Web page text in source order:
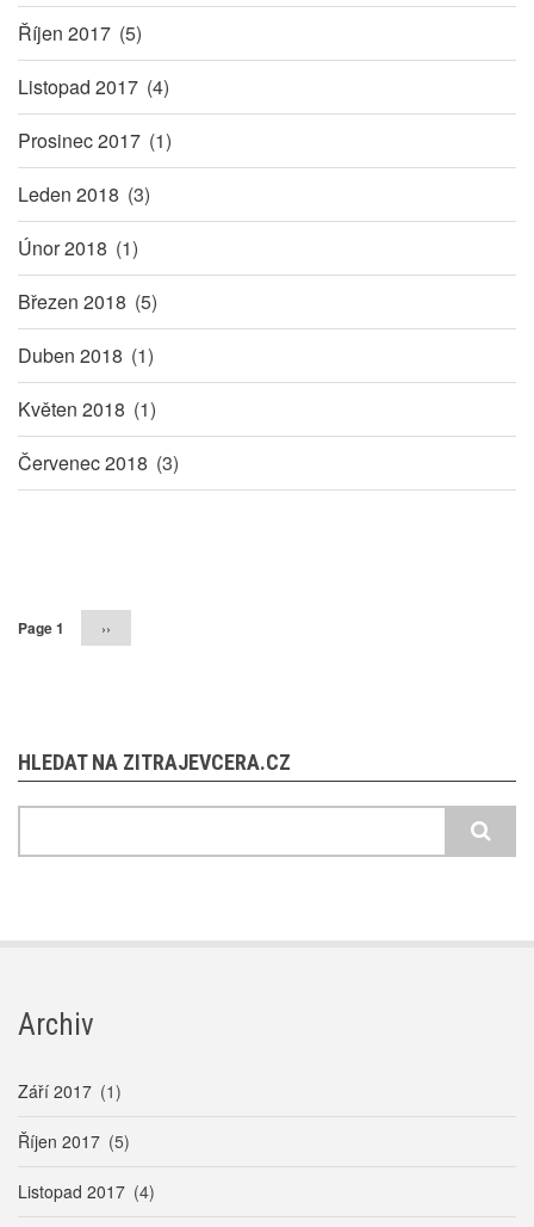
Říjen 2017 (5)
Listopad 2017 (4)
Prosinec 2017 (1)
Leden 2018 (3)
Únor 2018 (1)
Březen 2018 (5)
Duben 2018 (1)
Květen 2018 (1)
Červenec 2018 (3)
Page 1 Následující
stránka
››
HLEDAT NA ZITRAJEVCERA.CZ
Archiv
Září 2017 (1)
Říjen 2017 (5)
Listopad 2017 (4)